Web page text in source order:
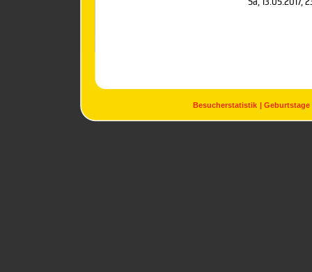
Besucherstatistik Geburtstage